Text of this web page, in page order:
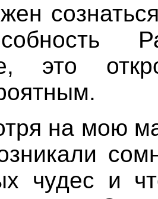
это
на мою
чудес и